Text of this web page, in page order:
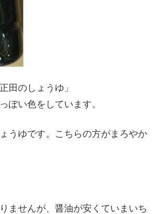
田のしょうゆ」
ぽい色をしています。
うゆです。こちらの方がまろやか
ませんが、醤油が安くていまいち